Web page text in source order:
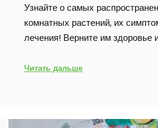
Узнайте о самых
комнатных растений, их
лечения! Верните им здоровье
Читать дальше